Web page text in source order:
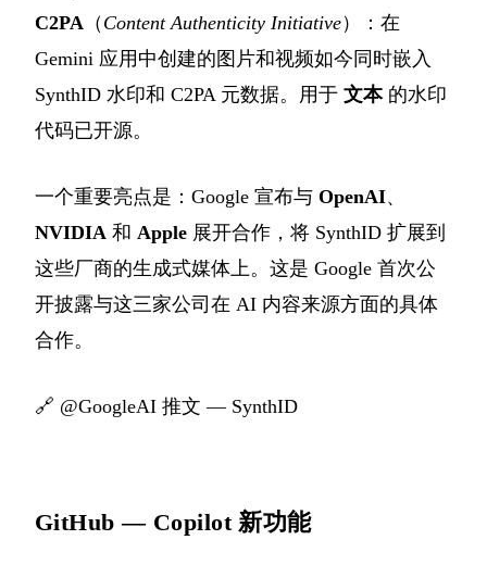
C2PA （ Content Authenticity Initiative）：在
Gemini 应用中创建的图片和视频如今同时嵌入
SynthID 水印和 C2PA 元数据。用于 文本的水印
代码已开源。
一个重要亮点是：Google 宣布与 OpenAI、
NVIDIA 和 Apple 展开合作，将 SynthID 扩展到
这些厂商的生成式媒体上。这是 Google 首次公
开披露与这三家公司在 AI 内容来源方面的具体
合作。
🔗 @GoogleAI 推文 — SynthID
GitHub — Copilot 新功能